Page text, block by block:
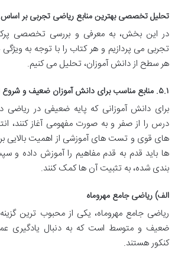
تحلیل تخصصی بهترین منابع ریاضی تجربی بر
در این بخش، به معرفی و بررسی تخصصی
تجربی می پردازیم و هر کتاب را با توجه به
هر سطح از دانش آموزان، تحلیل می کنیم.
۵.۱. منابع مناسب برای دانش آموزان ضعیف و شروع از صفر
برای دانش آموزانی که پایه ضعیفی در ریاضی
درس را از صفر و به صورت مفهومی آغاز کنند،
های قوی و تست های آموزشی از اهمیت بالایی
ها باید قدم به قدم مفاهیم را آموزش داده
بندی شده، به تثبیت آن ها کمک کنند.
الف) ریاضی جامع مهروماه
ریاضی جامع مهروماه، یکی از محبوب ترین
ضعیف و متوسط است که به دنبال یادگیری
کنکور هستند.